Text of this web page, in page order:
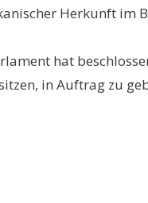
Herkunft im
hat
in Auftrag zu